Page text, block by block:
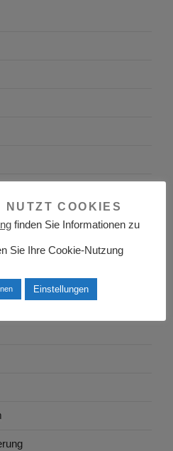
NUTZT COOKIES
finden Sie Informationen zu
Sie Ihre Cookie-Nutzung
Einstellungen